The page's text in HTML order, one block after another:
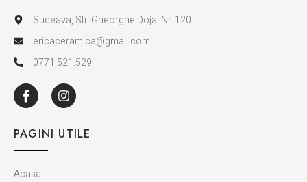
Suceava, Str. Gheorghe Doja, Nr. 120
ericaceramica@gmail.com
0771.521.529
PAGINI UTILE
Acasa